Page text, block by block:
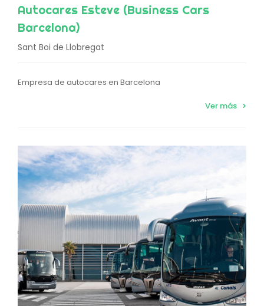
Autocares Esteve (Business Cars
Barcelona)
Sant Boi de Llobregat
Empresa de autocares en Barcelona
Ver más